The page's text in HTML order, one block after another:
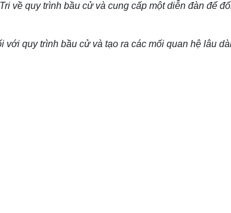
về quy trình bầu cử và cung cấp một diễn đàn để
quy trình bầu cử và tạo ra các mối quan hệ lâu